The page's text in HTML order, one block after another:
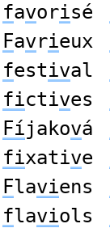
favorisé
Favrieux
festival
fictives
Fíjaková
fixative
Flaviens
flaviols